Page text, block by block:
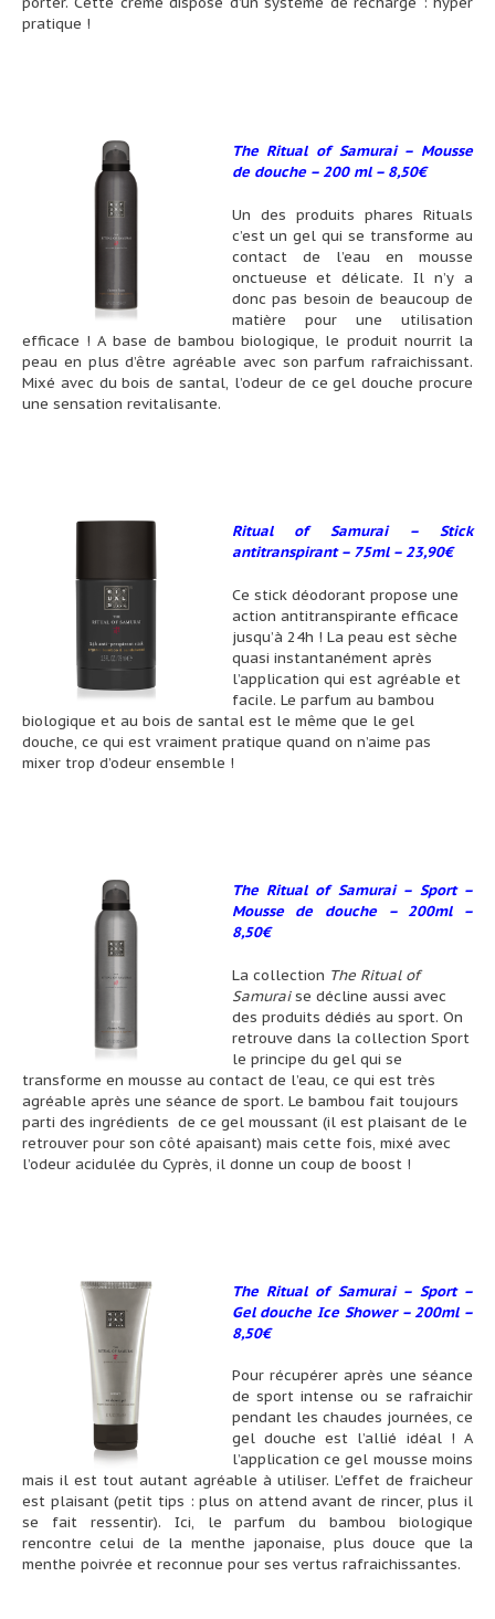
pratique !
The Ritual of Samurai – Mousse
de douche – 200 ml – 8,50€
Un des produits phares Rituals
c’est un gel qui se transforme au
contact de l’eau en mousse
onctueuse et délicate. Il n’y a
donc pas besoin de beaucoup de
matière pour une utilisation
efficace ! A base de bambou biologique, le produit nourrit la
peau en plus d’être agréable avec son parfum rafraichissant.
Mixé avec du bois de santal, l’odeur de ce gel douche procure
une sensation revitalisante.
Ritual of Samurai – Stick
antitranspirant – 75ml – 23,90€
Ce stick déodorant propose une
action antitranspirante efficace
jusqu’à 24h ! La peau est sèche
quasi instantanément après
l’application qui est agréable et
facile. Le parfum au bambou
biologique et au bois de santal est le même que le gel
douche, ce qui est vraiment pratique quand on n’aime pas
mixer trop d’odeur ensemble !
The Ritual of Samurai – Sport –
Mousse de douche – 200ml –
8,50€
La collection The Ritual of
Samuraise décline aussi avec
des produits dédiés au sport. On
retrouve dans la collection Sport
le principe du gel qui se
transforme en mousse au contact de l’eau, ce qui est très
agréable après une séance de sport. Le bambou fait toujours
parti des ingrédients de ce gel moussant (il est plaisant de le
retrouver pour son côté apaisant) mais cette fois, mixé avec
l’odeur acidulée du Cyprès, il donne un coup de boost !
The Ritual of Samurai – Sport –
Gel douche Ice Shower – 200ml –
8,50€
Pour récupérer après une séance
de sport intense ou se rafraichir
pendant les chaudes journées, ce
gel douche est l’allié idéal ! A
l’application ce gel mousse moins
mais il est tout autant agréable à utiliser. L’effet de fraicheur
est plaisant (petit tips : plus on attend avant de rincer, plus il
se fait ressentir). Ici, le parfum du bambou biologique
rencontre celui de la menthe japonaise, plus douce que la
menthe poivrée et reconnue pour ses vertus rafraichissantes.